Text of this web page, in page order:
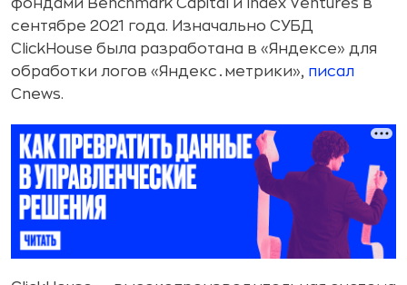
фондами Benchmark Capital и Index Ventures в
сентябре 2021 года. Изначально СУБД
ClickHouse была разработана в «Яндексе» для
обработки логов «Яндекс․метрики», писал
Cnews.